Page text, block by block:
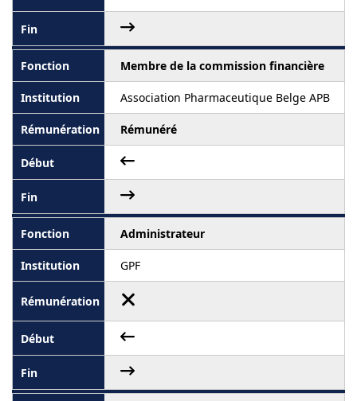
Membre de la commission financière
Association Pharmaceutique Belge APB
Rémunéré
Administrateur
GPF